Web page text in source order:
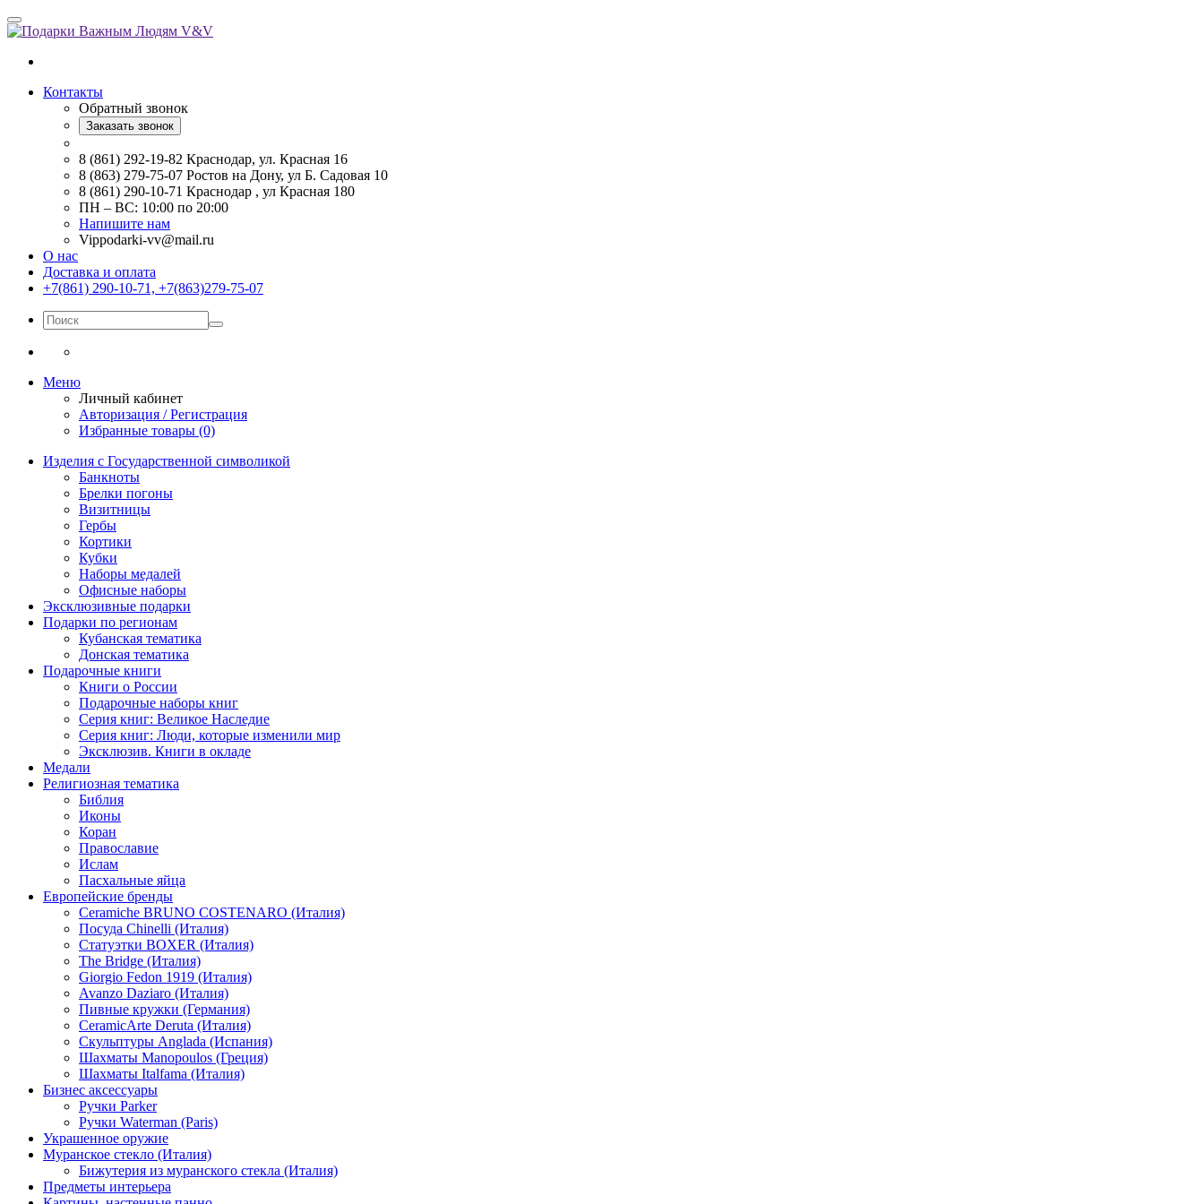
Контакты
Обратный звонок
Заказать звонок
8 (861) 292-19-82 Краснодар, ул. Красная 16
8 (863) 279-75-07 Ростов на Дону, ул Б. Садовая 10
8 (861) 290-10-71 Краснодар , ул Красная 180
ПН – ВС: 10:00 по 20:00
Напишите нам
Vippodarki-vv@mail.ru
О нас
Доставка и оплата
+7(861) 290-10-71, +7(863)279-75-07
Меню
Личный кабинет
Авторизация / Регистрация
Избранные товары (0)
Изделия с Государственной символикой
Банкноты
Брелки погоны
Визитницы
Гербы
Кортики
Кубки
Наборы медалей
Офисные наборы
Эксклюзивные подарки
Подарки по регионам
Кубанская тематика
Донская тематика
Подарочные книги
Книги о России
Подарочные наборы книг
Серия книг: Великое Наследие
Серия книг: Люди, которые изменили мир
Эксклюзив. Книги в окладе
Медали
Религиозная тематика
Библия
Иконы
Коран
Православие
Ислам
Пасхальные яйца
Европейские бренды
Ceramiche BRUNO COSTENARO (Италия)
Посуда Chinelli (Италия)
Статуэтки BOXER (Италия)
The Bridge (Италия)
Giorgio Fedon 1919 (Италия)
Avanzo Daziaro (Италия)
Пивные кружки (Германия)
CeramicArte Deruta (Италия)
Скульптуры Anglada (Испания)
Шахматы Manopoulos (Греция)
Шахматы Italfama (Италия)
Бизнес аксессуары
Ручки Parker
Ручки Waterman (Paris)
Украшенное оружие
Муранское стекло (Италия)
Бижутерия из муранского стекла (Италия)
Предметы интерьера